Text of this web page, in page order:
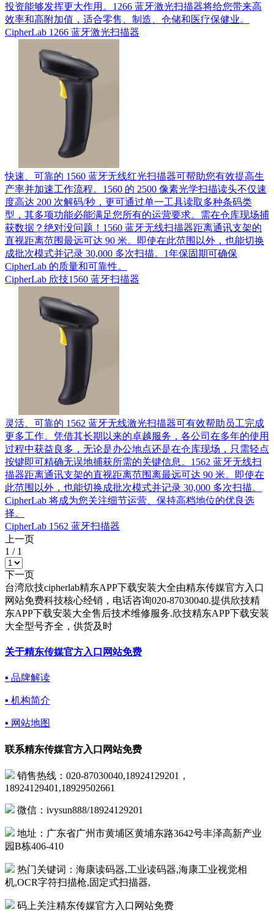
投资能够发挥更大作用。1266 蓝牙激光扫描器将给您带来高
效率和高附加值，适合零售、制造、仓储和医疗保健业。
CipherLab 1266 蓝牙激光扫描器
快速、可靠的 1560 蓝牙无线红光扫描器可帮助您有效提高生
产率并加速工作流程。1560 的 2500 像素光学扫描读头不仅速
度高达 200 次解码/秒，更可通过单一工具读取多种条码类
型，其多项功能必能满足您所有的运营要求。需在仓库现场捕
获数据？绝对没问题！1560 蓝牙无线扫描器距离通讯支架的
直视距离范围最远可达 90 米。即使在此范围以外，也能切换
成批次模式并记录 30,000 多次扫描。1年保固期可确保
CipherLab 的质量和可靠性。
CipherLab 欣技1560 蓝牙扫描器
灵活、可靠的 1562 蓝牙无线激光扫描器可有效帮助员工完成
更多工作。凭借其长期以来的卓越服务，各公司在多年的使用
过程中获益良多，无论是办公地点还是在仓库现场，只需轻点
按键即可精确无误地捕获所需的关键信息。1562 蓝牙无线扫
描器距离通讯支架的直视距离范围离最远可达 90 米。即使在
此范围以外，也能切换成批次模式并记录 30,000 多次扫描。
CipherLab 将成为您关注细节运营、保持高档地位的优良选
择。
CipherLab 1562 蓝牙扫描器
上一页
1 / 1
下一页
台湾欣技cipherlab精东APP下载安装大全由精东传媒官方入口
网站免费科技核心经销，电话咨询020-87030040.提供欣技精
东APP下载安装大全售后技术维修服务.欣技精东APP下载安装
大全型号齐全，供货及时
关于精东传媒官方入口网站免费
▪ 品牌解读
▪ 机构简介
▪ 网站地图
联系精东传媒官方入口网站免费
销售热线：020-87030040,18924129201，
18924129401,18929502661
微信：ivysun888/18924129201
地址：广东省广州市黄埔区黄埔东路3642号丰泽高新产业
园B栋406-410
热门关键词：海康读码器,工业读码器,海康工业视觉相
机,OCR字符扫描枪,固定式扫描器,
码上关注精东传媒官方入口网站免费